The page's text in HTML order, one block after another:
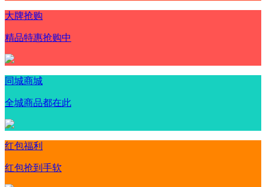
大牌抢购
精品特惠抢购中
同城商城
全城商品都在此
红包福利
红包抢到手软